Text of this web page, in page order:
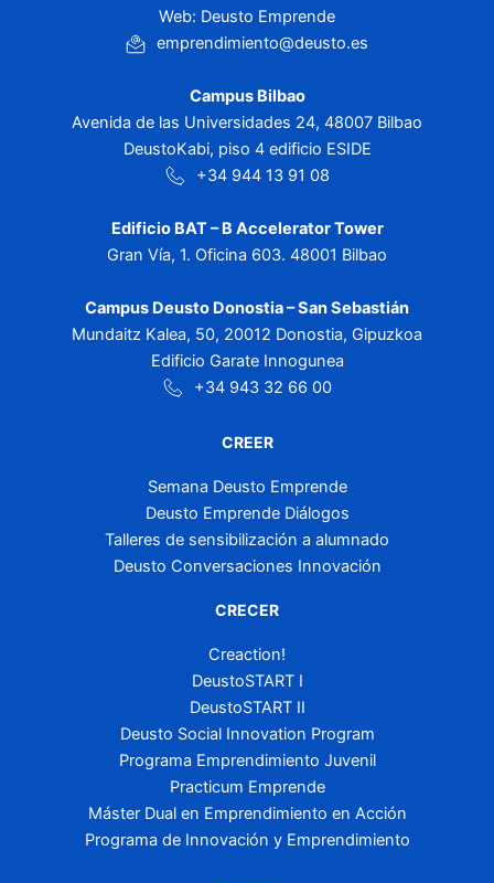
Web: Deusto Emprende
emprendimiento@deusto.es
Campus Bilbao
Avenida de las Universidades 24, 48007 Bilbao
DeustoKabi, piso 4 edificio ESIDE
+34 944 13 91 08
Edificio BAT – B Accelerator Tower
Gran Vía, 1. Oficina 603. 48001 Bilbao
Campus Deusto Donostia – San Sebastián
Mundaitz Kalea, 50, 20012 Donostia, Gipuzkoa
Edificio Garate Innogunea
+34 943 32 66 00
CREER
Semana Deusto Emprende
Deusto Emprende Diálogos
Talleres de sensibilización a alumnado
Deusto Conversaciones Innovación
CRECER
Creaction!
DeustoSTART I
DeustoSTART II
Deusto Social Innovation Program
Programa Emprendimiento Juvenil
Practicum Emprende
Máster Dual en Emprendimiento en Acción
Programa de Innovación y Emprendimiento